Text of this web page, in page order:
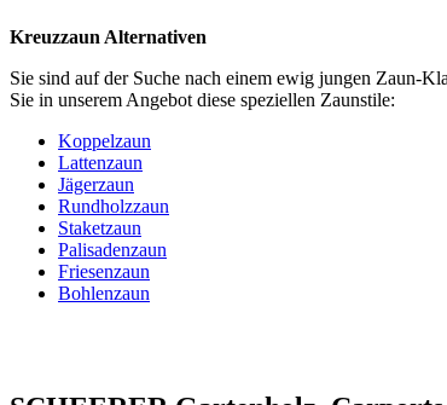
Kreuzzaun Alternativen
Sie sind auf der Suche nach einem ewig jungen Zaun-
Sie in unserem Angebot diese speziellen Zaunstile:
Koppelzaun
Lattenzaun
Jägerzaun
Rundholzzaun
Staketzaun
Palisadenzaun
Friesenzaun
Bohlenzaun